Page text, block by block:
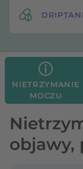
NIETRZYMANIE
MOCZU
objawy,